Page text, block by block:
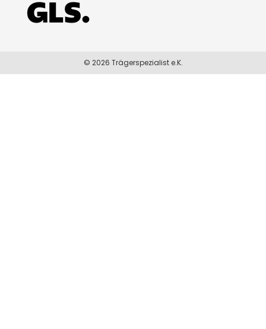
© 2026 Trägerspezialist e.K.